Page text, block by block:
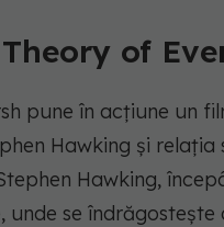
of
pune în acțiune un
Hawking și
Hawking,
unde se